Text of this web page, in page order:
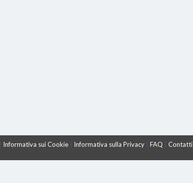
Informativa sui Cookie Informativa sulla Privacy FAQ Contatti